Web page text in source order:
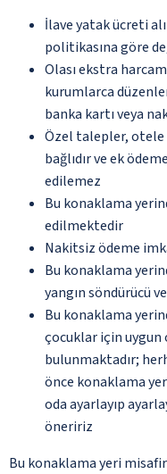
İlave yatak ücreti
politikasına göre
Olası ekstra
kurumlarca
banka kartı veya
Özel talepler, otele
bağlıdır ve ek
edilemez
Bu konaklama
edilmektedir
Nakitsiz ödeme
Bu konaklama
yangın söndürücü
Bu konaklama
çocuklar için uygun
bulunmaktadır;
önce konaklama
oda ayarlayıp
öneririz
Bu konaklama yeri